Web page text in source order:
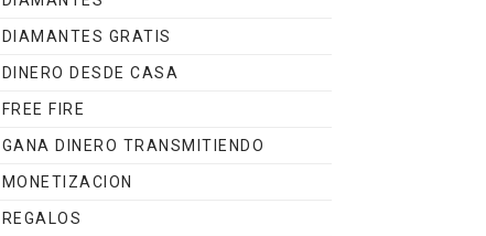
DIAMANTES GRATIS
DINERO DESDE CASA
FREE FIRE
GANA DINERO TRANSMITIENDO
MONETIZACION
REGALOS